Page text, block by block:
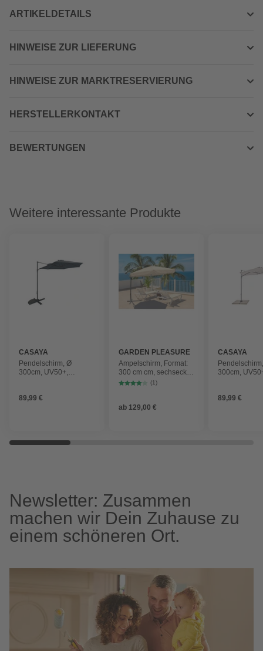
ARTIKELDETAILS
HINWEISE ZUR LIEFERUNG
HINWEISE ZUR MARKTRESERVIERUNG
HERSTELLERKONTAKT
BEWERTUNGEN
Weitere interessante Produkte
CASAYA
Pendelschirm, Ø
300cm, UV50+,
89,99 €
GARDEN PLEASURE
Ampelschirm, Format:
300 cm cm, sechseckig,
abknickbar(1)
ab 129,00 €
CASAYA
300cm,
89,99 €
Newsletter: Zusammen
machen wir Dein Zuhause zu
einem schöneren Ort.